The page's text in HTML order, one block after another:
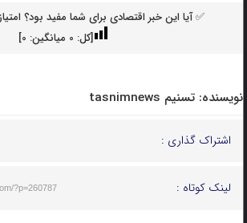
✅ آیا این خبر اقتصادی برای شما مفید بود؟
[کل: 0میانگین: 0
]
نویسنده: تسنیم tasnimnews
اشتراک گذاری :
لینک کوتاه : ?p=260787